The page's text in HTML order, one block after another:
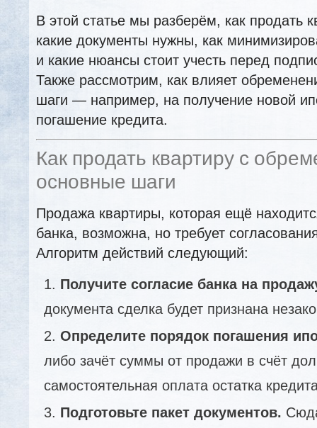
В этой статье мы разберём, как продать
какие документы нужны, как
и какие нюансы стоит учесть перед
Также рассмотрим, как влияет
шаги — например, на получение новой
погашение кредита.
Как продать квартиру с
основные шаги
Продажа квартиры, которая ещё
банка, возможна, но требует
Алгоритм действий следующий:
Получите согласие банка на
документа сделка будет признана
Определите порядок погашения
либо зачёт суммы от продажи в счёт
самостоятельная оплата остатка
Подготовьте пакет документов.